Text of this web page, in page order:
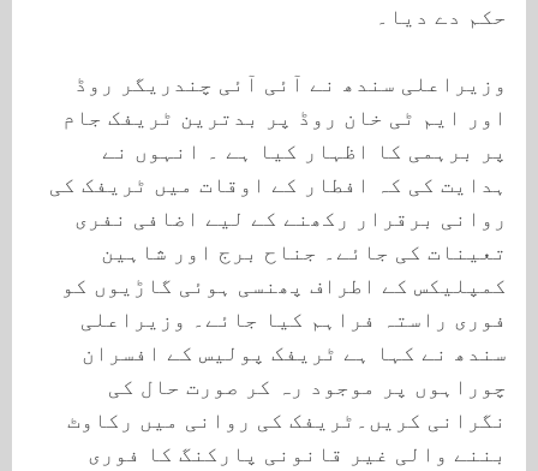
حکم دے دیا۔
وزیراعلی سندھ نے آئی آئی چندریگر روڈ
اور ایم ٹی خان روڈ پر بدترین ٹریفک جام
پر برہمی کا اظہار کیا ہے ۔ انہوں نے
ہدایت کی کہ افطار کے اوقات میں ٹریفک کی
روانی برقرار رکھنے کے لیے اضافی نفری
تعینات کی جائے۔ جناح برج اور شاہین
کمپلیکس کے اطراف پھنسی ہوئی گاڑیوں کو
فوری راستہ فراہم کیا جائے۔ وزیراعلی
سندھ نے کہا ہے ٹریفک پولیس کے افسران
چوراہوں پر موجود رہ کر صورت حال کی
نگرانی کریں۔ٹریفک کی روانی میں رکاوٹ
بننے والی غیر قانونی پارکنگ کا فوری